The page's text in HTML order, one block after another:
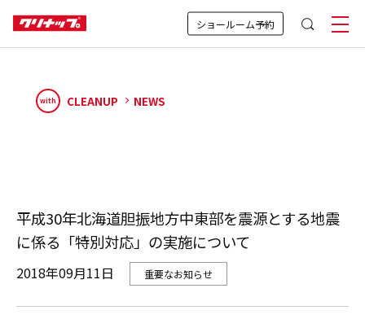
ショールーム予約
with CLEANUP NEWS
平成30年北海道胆振地方中東部を震源とする地震
に係る「特別対応」の実施について
2018年09月11日 重要なお知らせ